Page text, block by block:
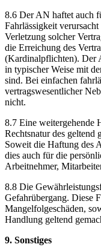
8.6 Der AN haftet auch
Fahrlässigkeit
Verletzung solcher
die Erreichung des
(Kardinalpflichten). Der
in typischer Weise mit
sind. Bei einfachen
vertragswesentlicher
nicht.
8.7 Eine weitergehende
Rechtsnatur des geltend
Soweit die Haftung des
dies auch für die
Arbeitnehmer,
8.8 Die
Gefahrübergang. Diese
Mangelfolgeschäden,
Handlung geltend
9. Sonstiges